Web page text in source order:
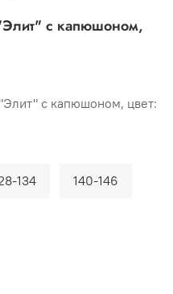
с капюшоном, цвет:
с капюшоном,
134 140-146